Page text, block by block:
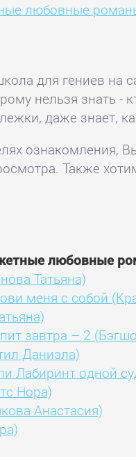
любовные
для гениев на
нельзя знать -
даже знает,
ознакомления,
Также
любовные
Татьяна)
меня с собой
завтра – 2
Даниэла)
Лабиринт одной
Нора)
Анастасия)